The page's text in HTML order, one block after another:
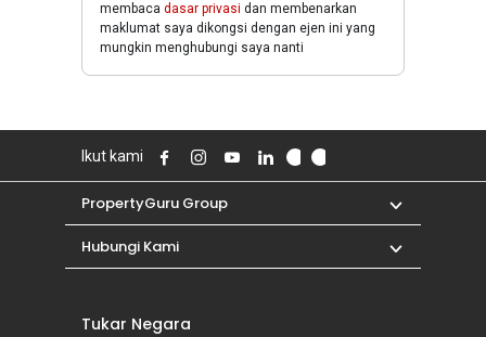
membaca dasar privasi dan membenarkan
maklumat saya dikongsi dengan ejen ini yang
mungkin menghubungi saya nanti
Ikut kami
PropertyGuru Group
Hubungi Kami
Tukar Negara